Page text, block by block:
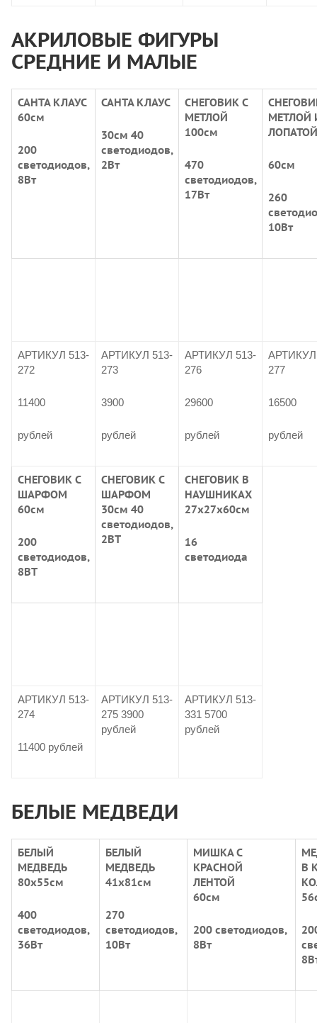
АКРИЛОВЫЕ ФИГУРЫ
СРЕДНИЕ И МАЛЫЕ
САНТА КЛАУС
60см
200
светодиодов,
8Вт
САНТА КЛАУС
30см 40
светодиодов,
2Вт
СНЕГОВИК С
МЕТЛОЙ
100см
470
светодиодов,
17Вт
МЕТЛОЙ
ЛОПАТОЙ
60см
260
10Вт
АРТИКУЛ 513-
272
11400
рублей
АРТИКУЛ 513-
273
3900
рублей
АРТИКУЛ 513-
276
29600
рублей
АРТИКУЛ
277
16500
рублей
СНЕГОВИК С
ШАРФОМ
60см
200
светодиодов,
8ВТ
СНЕГОВИК С
ШАРФОМ
30см 40
светодиодов,
2ВТ
СНЕГОВИК В
НАУШНИКАХ
27х27х60см
16
светодиода
АРТИКУЛ 513-
274
11400 рублей
АРТИКУЛ 513-
275 3900
рублей
АРТИКУЛ 513-
331 5700
рублей
БЕЛЫЕ МЕДВЕДИ
БЕЛЫЙ
МЕДВЕДЬ
80х55см
400
светодиодов,
36Вт
БЕЛЫЙ
МЕДВЕДЬ
41х81см
270
светодиодов,
10Вт
МИШКА С
КРАСНОЙ
ЛЕНТОЙ
60см
200 светодиодов,
8Вт
В